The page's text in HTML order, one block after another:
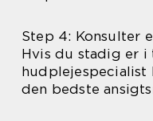
Step 4: Konsulter
Hvis du stadig er i
den bedste